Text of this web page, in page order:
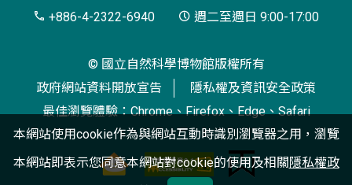
博
+886-4-2322-6940
週二至週日 9:00-17:00
© 國立自然科學博物館版權所有
政府網站資料開放宣告
隱私權及資訊安全政策
最佳瀏覽體驗：Chrome、Firefox、Edge、Safari
本網站使用cookie作為與網站互動時識別瀏覽器之用，瀏覽
本網站即表示您同意本網站對cookie的使用及相關隱私權政